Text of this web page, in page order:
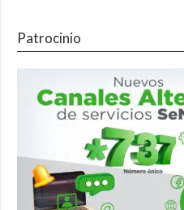
Patrocinio